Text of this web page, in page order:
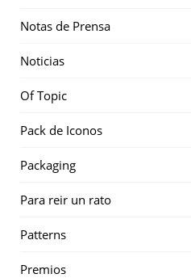
Notas de Prensa
Noticias
Of Topic
Pack de Iconos
Packaging
Para reir un rato
Patterns
Premios